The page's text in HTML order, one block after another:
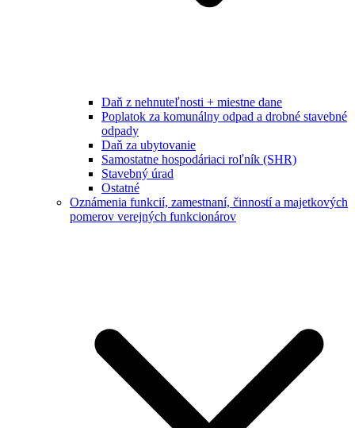
Daň z nehnuteľnosti + miestne dane
Poplatok za komunálny odpad a drobné stavebné
odpady
Daň za ubytovanie
Samostatne hospodáriaci roľník (SHR)
Stavebný úrad
Ostatné
Oznámenia funkcií, zamestnaní, činností a majetkových
pomerov verejných funkcionárov